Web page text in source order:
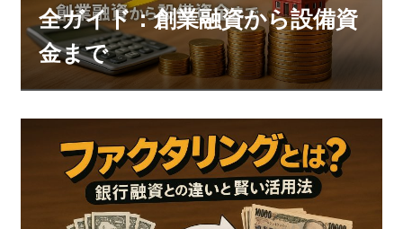
全ガイド：創業融資から設備資
金まで